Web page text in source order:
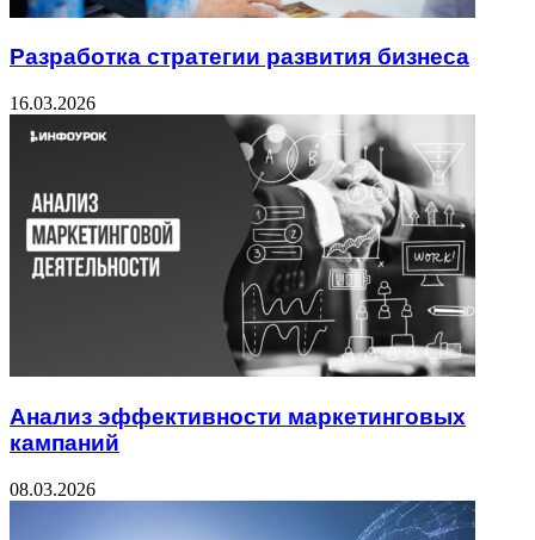
Разработка стратегии развития бизнеса
16.03.2026
Анализ эффективности маркетинговых
кампаний
08.03.2026